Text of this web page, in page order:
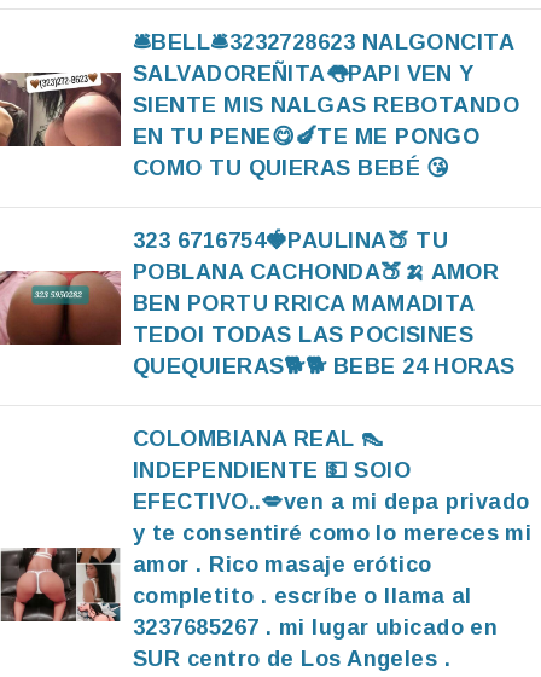
🛎BELL🛎3232728623 NALGONCITA
SALVADOREÑITA👅PAPI VEN Y
SIENTE MIS NALGAS REBOTANDO
EN TU PENE😋🍆TE ME PONGO
COMO TU QUIERAS BEBÉ 😘
323 6716754🍓PAULINA🍑 TU
POBLANA CACHONDA🍑🍌 AMOR
BEN PORTU RRICA MAMADITA
TEDOI TODAS LAS POCISINES
QUEQUIERAS🐕🐕 BEBE 24 HORAS
COLOMBIANA REAL 👠
INDEPENDIENTE 💵 SOlO
EFECTIVO..💋ven a mi depa privado
y te consentiré como lo mereces mi
amor . Rico masaje erótico
completito . escríbe o llama al
3237685267 . mi lugar ubicado en
SUR centro de Los Angeles .